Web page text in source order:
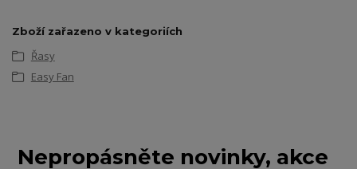
Zboží zařazeno v kategoriích
Řasy
Easy Fan
Nepropásněte novinky, akce